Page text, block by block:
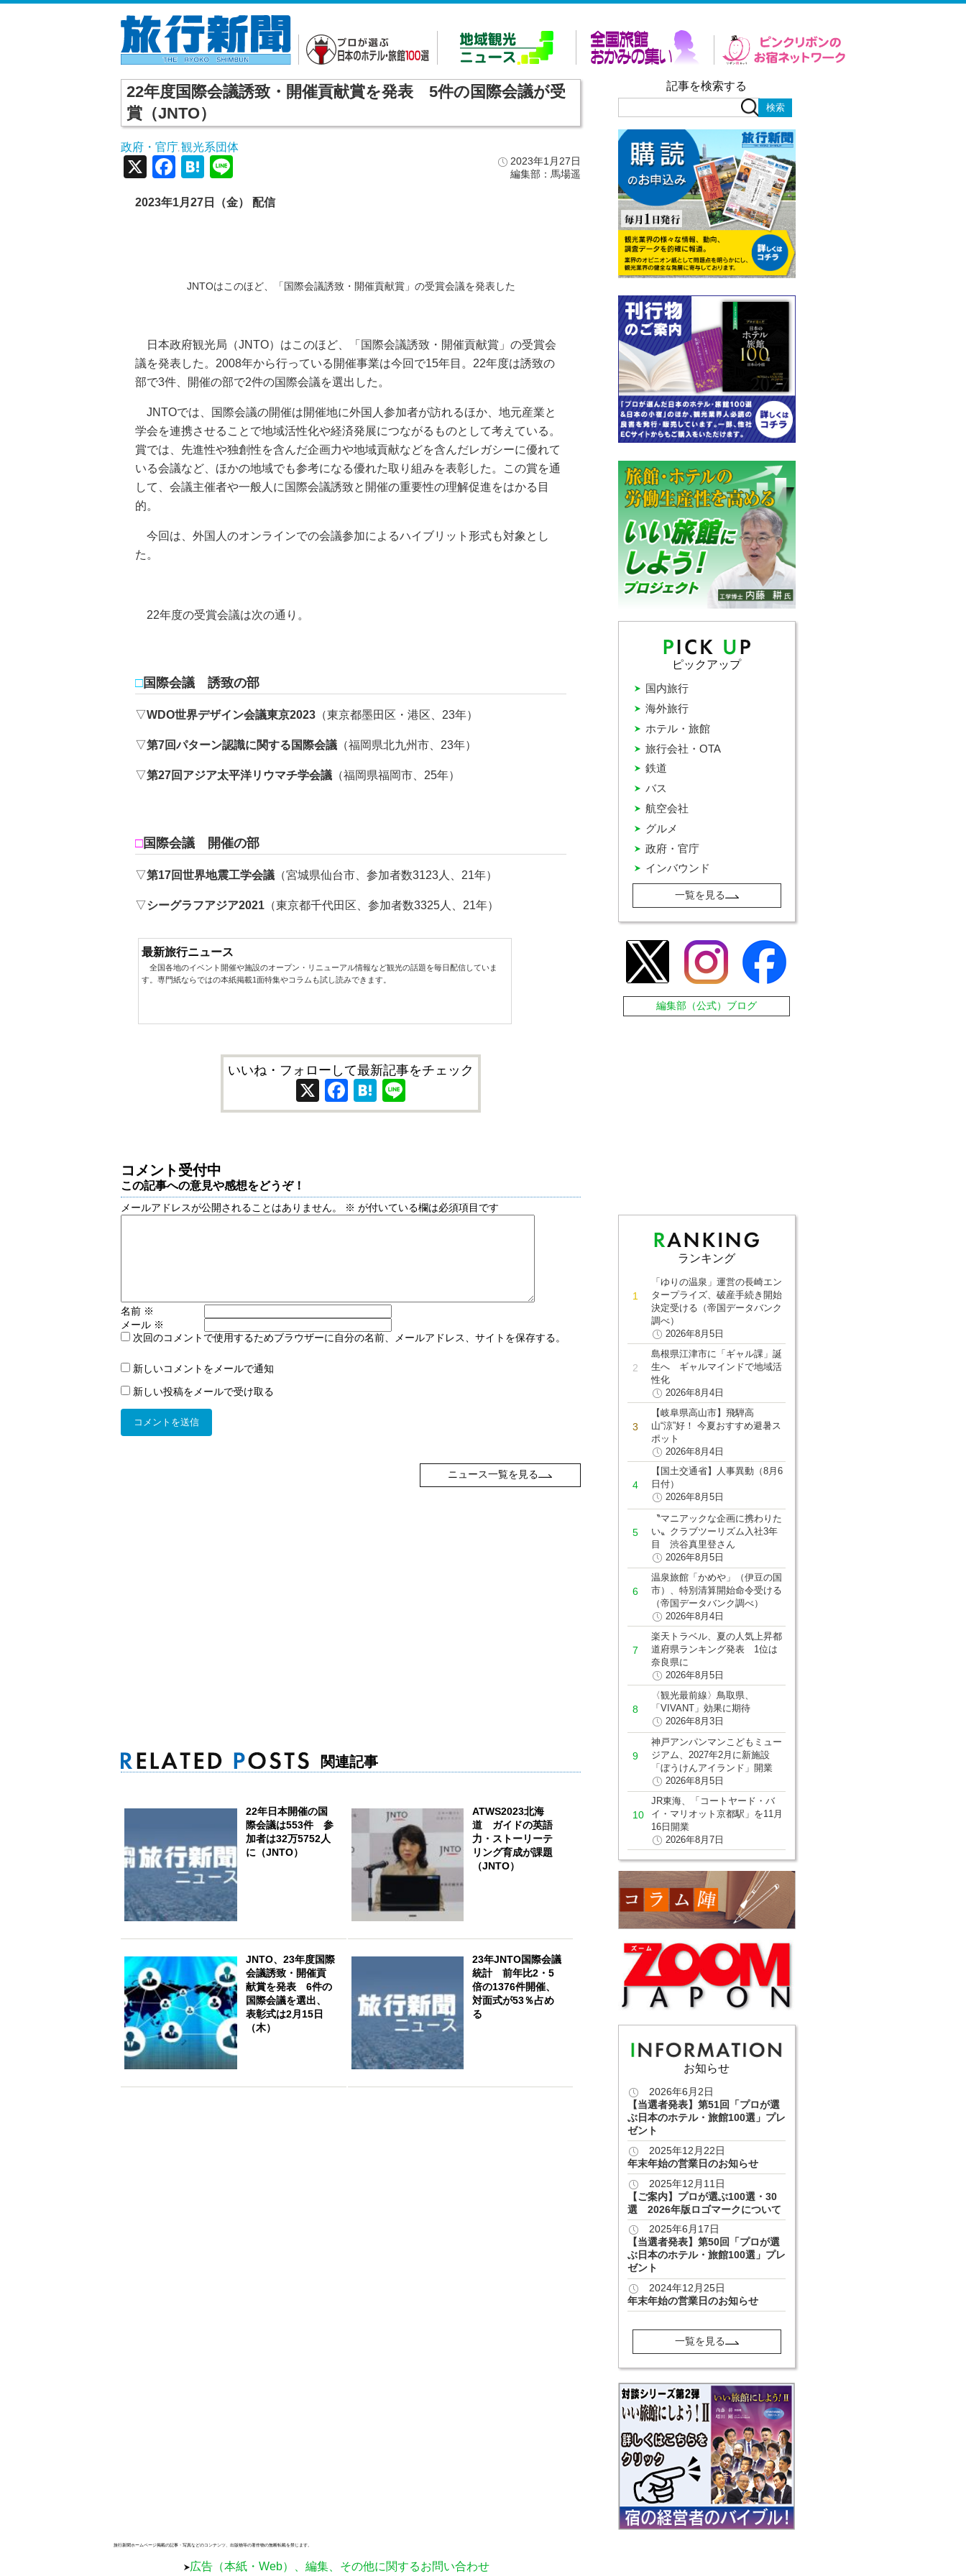
22年度国際会議誘致・開催貢献賞を発表 5件の国際会議が受
賞（JNTO）
政府・官庁 ,観光系団体
2023年1月27日
編集部：馬場遥
X Facebook
Hatena
2023年1月27日（金） 配信
JNTOはこのほど、「国際会議誘致・開催貢献賞」の受賞会議を発表した
日本政府観光局（JNTO）はこのほど、「国際会議誘致・開催貢献賞」の受賞会
議を発表した。2008年から行っている開催事業は今回で15年目。22年度は誘致の
部で3件、開催の部で2件の国際会議を選出した。
JNTOでは、国際会議の開催は開催地に外国人参加者が訪れるほか、地元産業と
学会を連携させることで地域活性化や経済発展につながるものとして考えている。
賞では、先進性や独創性を含んだ企画力や地域貢献などを含んだレガシーに優れて
いる会議など、ほかの地域でも参考になる優れた取り組みを表彰した。この賞を通
して、会議主催者や一般人に国際会議誘致と開催の重要性の理解促進をはかる目
的。
今回は、外国人のオンラインでの会議参加によるハイブリット形式も対象とし
た。
22年度の受賞会議は次の通り。
□国際会議 誘致の部
▽WDO世界デザイン会議東京2023 （東京都墨田区・港区、23年）
▽第7回パターン認識に関する国際会議 （福岡県北九州市、23年）
▽第27回アジア太平洋リウマチ学会議 （福岡県福岡市、25年）
□国際会議 開催の部
▽第17回世界地震工学会議 （宮城県仙台市、参加者数3123人、21年）
▽シーグラフアジア2021 （東京都千代田区、参加者数3325人、21年）
最新旅行ニュース
全国各地のイベント開催や施設のオープン・リニューアル情報など観光の話題を毎日配信していま
す。専門紙ならではの本紙掲載1面特集やコラムも試し読みできます。
いいね・フォローして最新記事をチェック
X Facebook
Hatena
コメント受付中
この記事への意見や感想をどうぞ！
メールアドレスが公開されることはありません。 ※ が付いている欄は必須項目です
名前 ※
メール ※
次回のコメントで使用するためブラウザーに自分の名前、メールアドレス、サイトを保存する。
新しいコメントをメールで通知
新しい投稿をメールで受け取る
ニュース一覧を見る
関連記事
22年日本開催の国
際会議は553件 参
加者は32万5752人
に（JNTO）
ATWS2023北海
道 ガイドの英語
力・ストーリーテ
リング育成が課題
（JNTO）
JNTO、23年度国際
会議誘致・開催貢
献賞を発表 6件の
国際会議を選出、
表彰式は2月15日
（木）
23年JNTO国際会議
統計 前年比2・5
倍の1376件開催、
対面式が53％占め
る
記事を検索する
ピックアップ
インバウンド
グルメ
バス
ホテル・旅館
国内旅行
政府・官庁
旅行会社・OTA
海外旅行
航空会社
鉄道
一覧を見る
編集部（公式）ブログ
ランキング
「ゆりの温泉」運営の長崎エン
タープライズ、破産手続き開始
決定受ける（帝国データバンク
調べ）
2026年8月5日
島根県江津市に「ギャル課」誕
生へ ギャルマインドで地域活
性化
2026年8月4日
【岐阜県高山市】飛騨高
山“涼”好！ 今夏おすすめ避暑ス
ポット
2026年8月4日
【国土交通省】人事異動（8月6
日付）
2026年8月5日
〝マニアックな企画に携わりた
い〟クラブツーリズム入社3年
目 渋谷真里登さん
2026年8月5日
温泉旅館「かめや」（伊豆の国
市）、特別清算開始命令受ける
（帝国データバンク調べ）
2026年8月4日
楽天トラベル、夏の人気上昇都
道府県ランキング発表 1位は
奈良県に
2026年8月5日
〈観光最前線〉鳥取県、
「VIVANT」効果に期待
2026年8月3日
神戸アンパンマンこどもミュー
ジアム、2027年2月に新施設
「ぼうけんアイランド」開業
2026年8月5日
JR東海、「コートヤード・バ
イ・マリオット京都駅」を11月
16日開業
2026年8月7日
お知らせ
2026年6月2日
【当選者発表】第51回「プロが選
ぶ日本のホテル・旅館100選」プレ
ゼント
2025年12月22日
年末年始の営業日のお知らせ
2025年12月11日
【ご案内】プロが選ぶ100選・30
選 2026年版ロゴマークについて
2025年6月17日
【当選者発表】第50回「プロが選
ぶ日本のホテル・旅館100選」プレ
ゼント
2024年12月25日
年末年始の営業日のお知らせ
一覧を見る
旅行新聞ホームページ掲載の記事・写真などのコンテンツ、出版物等の著作物の無断転載を禁じます。
広告（本紙・Web）、編集、その他に関するお問い合わせ